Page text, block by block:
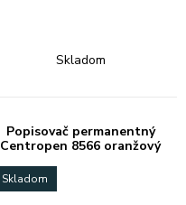
Skladom
Popisovač permanentný
Centropen 8566 oranžový
Skladom